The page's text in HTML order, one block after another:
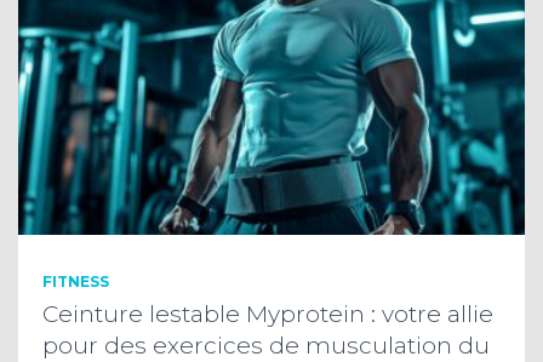
FITNESS
Ceinture lestable Myprotein : votre allie
pour des exercices de musculation du